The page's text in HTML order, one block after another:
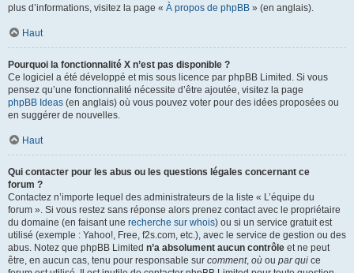
plus d’informations, visitez la page « À propos de phpBB » (en anglais).
Haut
Pourquoi la fonctionnalité X n’est pas disponible ?
Ce logiciel a été développé et mis sous licence par phpBB Limited. Si vous
pensez qu’une fonctionnalité nécessite d’être ajoutée, visitez la page
phpBB Ideas (en anglais) où vous pouvez voter pour des idées proposées ou
en suggérer de nouvelles.
Haut
Qui contacter pour les abus ou les questions légales concernant ce
forum ?
Contactez n’importe lequel des administrateurs de la liste « L’équipe du
forum ». Si vous restez sans réponse alors prenez contact avec le propriétaire
du domaine (en faisant une recherche sur whois) ou si un service gratuit est
utilisé (exemple : Yahoo!, Free, f2s.com, etc.), avec le service de gestion ou des
abus. Notez que phpBB Limited n’a absolument aucun contrôle et ne peut
être, en aucun cas, tenu pour responsable sur comment, où ou par qui ce